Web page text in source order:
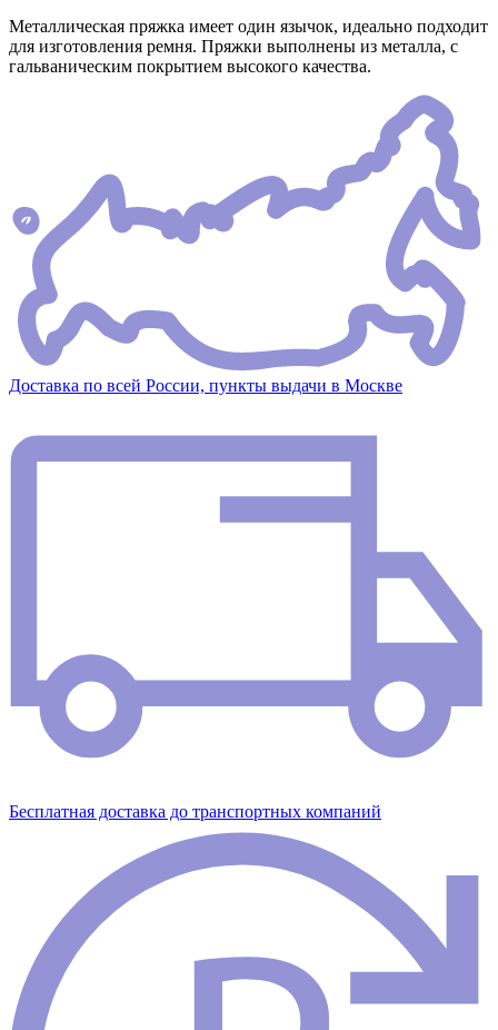
Металлическая пряжка имеет один язычок, идеально подходит
для изготовления ремня. Пряжки выполнены из металла, с
гальваническим покрытием высокого качества.
Доставка по всей России, пункты выдачи в Москве
Бесплатная доставка до транспортных компаний